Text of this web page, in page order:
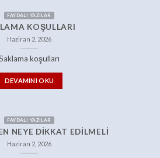
FAYDALI YAZILAR
KOŞULLARI
Haziran 2, 2026
koşulları
DEVAMINI OKU
FAYDALI YAZILAR
NEYE DIKKAT EDILMELI
Haziran 2, 2026